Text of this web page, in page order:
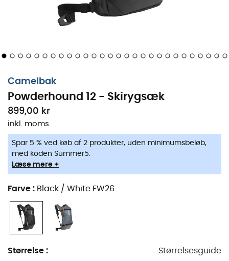
Camelbak
Powderhound 12 - Skirygsæk
899,00 kr
inkl. moms
Spar 5 % ved køb af 2 produkter, uden minimumsbeløb,
med koden Summer5.
Læse mere +
Farve : Black / White FW26
Størrelse : Størrelsesguide